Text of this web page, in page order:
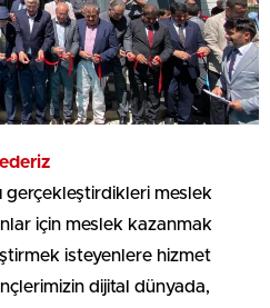
gerçekleştirdikleri meslek
için meslek kazanmak
isteyenlere hizmet
dijital dünyada,